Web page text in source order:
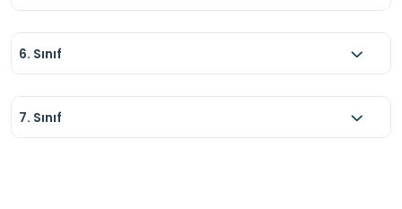
6. Sınıf
7. Sınıf